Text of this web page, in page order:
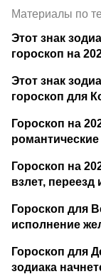
Материалы по
Этот знак
гороскоп на
Этот знак
гороскоп для
Гороскоп на
Гороскоп на
взлет,
Гороскоп для
исполнение
Гороскоп для
зодиака